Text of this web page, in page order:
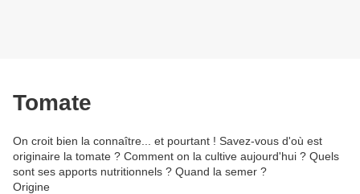
Tomate
On croit bien la connaître... et pourtant ! Savez-vous d'où est
originaire la tomate ? Comment on la cultive aujourd'hui ? Quels
sont ses apports nutritionnels ? Quand la semer ?
Origine